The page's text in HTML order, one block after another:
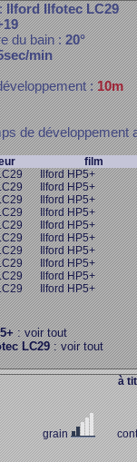
Ilford Ilfotec LC29
du bain :20°
min
:10m
de développement
film
Ilford HP5+
Ilford HP5+
Ilford HP5+
Ilford HP5+
Ilford HP5+
Ilford HP5+
Ilford HP5+
Ilford HP5+
Ilford HP5+
Ilford HP5+
: voir tout
LC29: voir tout
à
grain